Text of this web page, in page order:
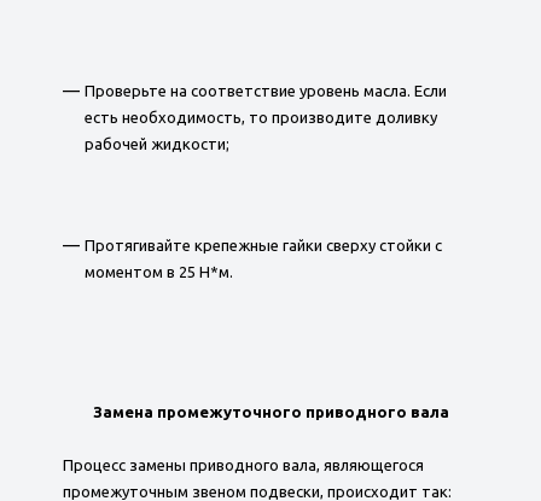
Проверьте на соответствие уровень масла. Если
есть необходимость, то производите доливку
рабочей жидкости;
Протягивайте крепежные гайки сверху стойки с
моментом в 25 Н*м.
Замена промежуточного приводного вала
Процесс замены приводного вала, являющегося
промежуточным звеном подвески, происходит так: